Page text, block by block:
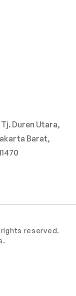
Duren Utara,
Barat,
reserved.